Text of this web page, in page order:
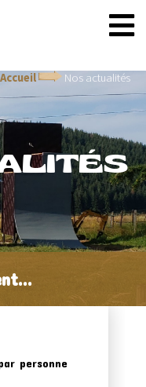
Accueil Nos actualités
personne